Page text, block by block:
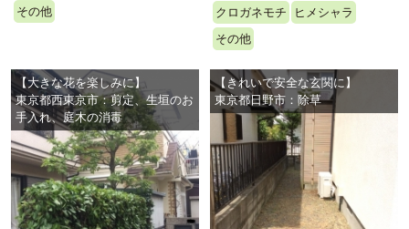
その他 クロガネモチ
ヒメシャラ
その他
【大きな花を楽しみに】
東京都西東京市：剪定、生垣のお
手入れ、庭木の消毒
【きれいで安全な玄関に】
東京都日野市：除草